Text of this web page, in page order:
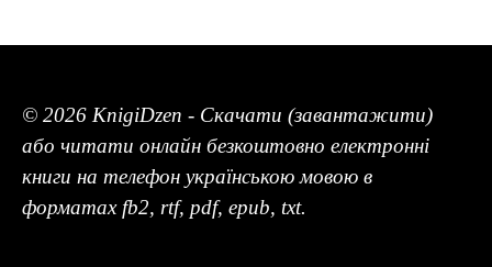
© 2026 KnigiDzen - Скачати (завантажити)
або читати онлайн безкоштовно електронні
книги на телефон українською мовою в
форматах fb2, rtf, pdf, epub, txt.